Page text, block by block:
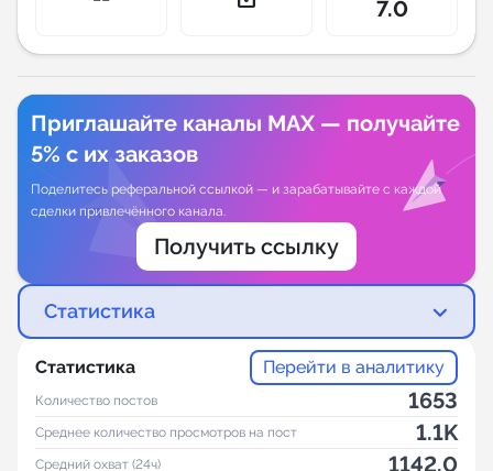
7.0
Приглашайте каналы MAX — получайте
5% с их заказов
Поделитесь реферальной ссылкой — и зарабатывайте с каждой
сделки привлечённого канала.
Получить ссылку
Статистика
Статистика Перейти в аналитику
Количество постов 1653
Среднее количество просмотров на пост 1.1K
Средний охват (24ч) 1142.0